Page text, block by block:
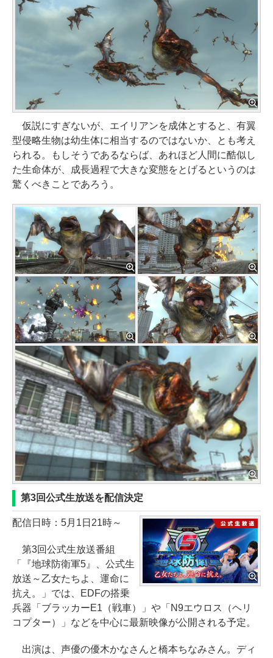
仮説にすぎないが、エイリアンを成体とすると、有翼
型侵略生物は幼生体に相当するのではないか、とも考え
られる。もしそうであるならば、あれほど人間に酷似し
た生命体が、成長過程で大きな変態をとげるというのは
驚くべきことであろう。
第3回公式生放送を配信決定
配信日時：5月1日21時～
第3回公式生放送番組
「『地球防衛軍5』、公式生
放送～乙女たちよ、運命に
抗え。」では、EDFの搭乗
兵器「ブラッカーE1（戦車）」や「N9エウロス（ヘリ
コプター）」などを中心に最新映像が公開される予定。
出演は、声優の優木かなさんと橋本ちなみさん。ディ